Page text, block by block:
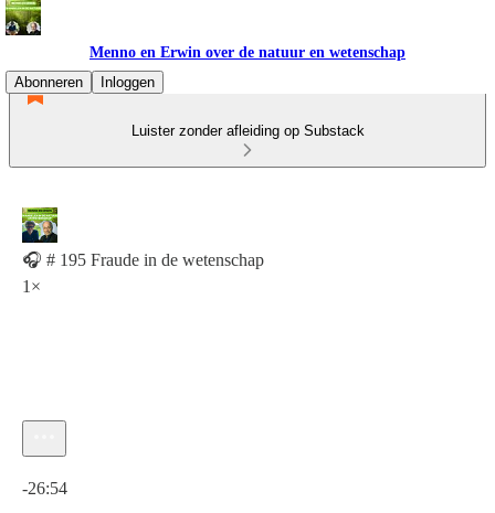
Menno en Erwin over de natuur en wetenschap
Abonneren
Inloggen
Luister zonder afleiding op Substack
🎧 # 195 Fraude in de wetenschap
1×
-26:54